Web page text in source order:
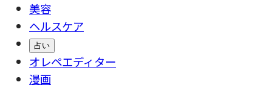
美容
ヘルスケア
占い
オレペエディター
漫画